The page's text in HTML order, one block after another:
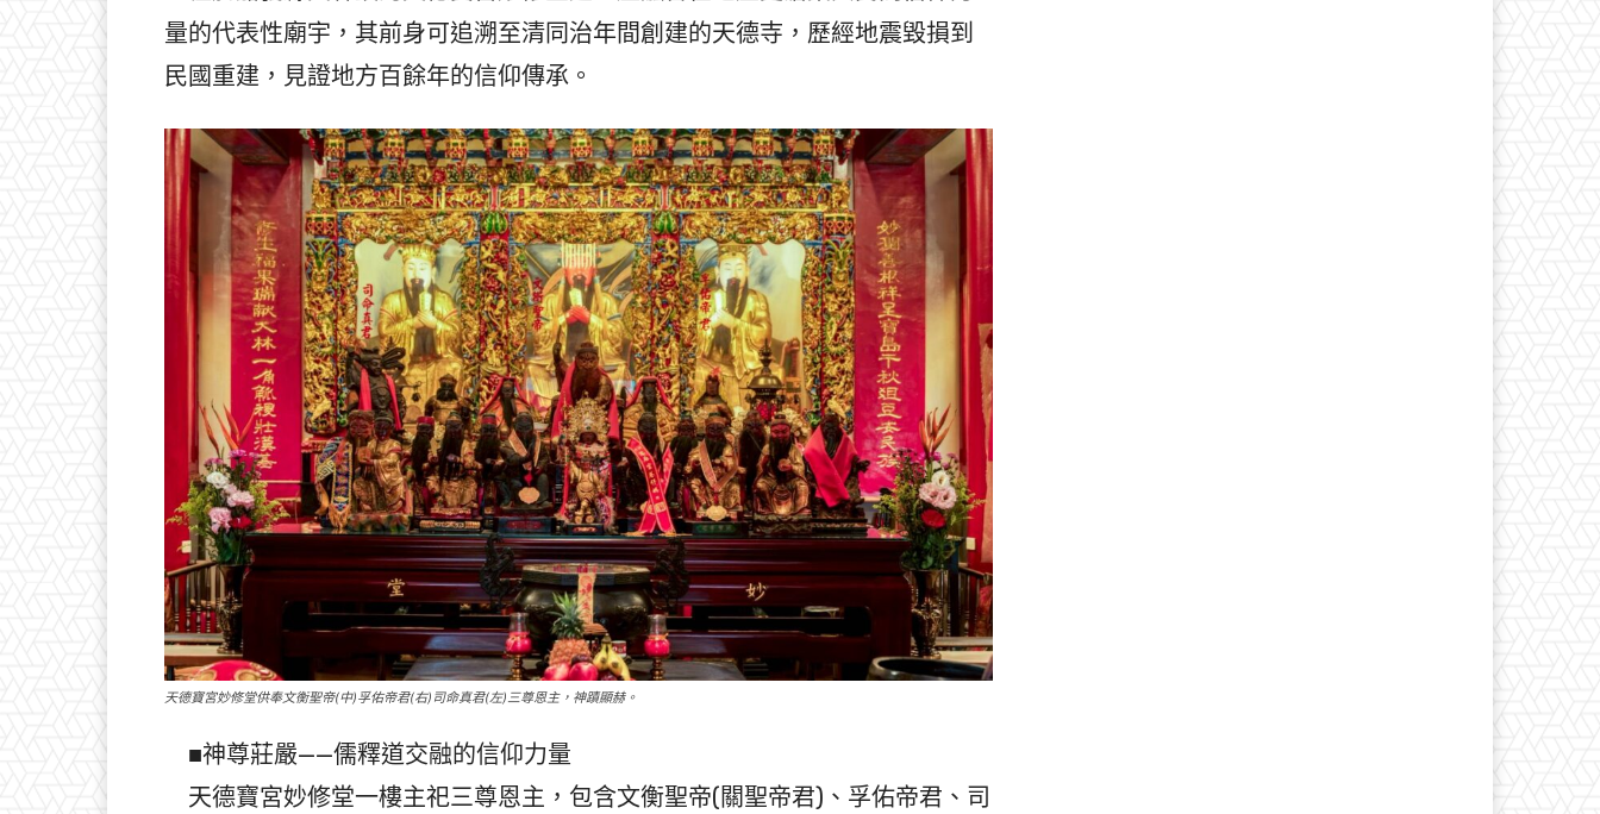
量的代表性廟宇，其前身可追溯至清同治年間創建的天德寺，歷經地震毀損到
民國重建，見證地方百餘年的信仰傳承。
天德寶宮妙修堂供奉文衡聖帝(中)孚佑帝君(右)司命真君(左)三尊恩主，神蹟顯赫。
■神尊莊嚴——儒釋道交融的信仰力量
天德寶宮妙修堂一樓主祀三尊恩主，包含文衡聖帝(關聖帝君)、孚佑帝君、司